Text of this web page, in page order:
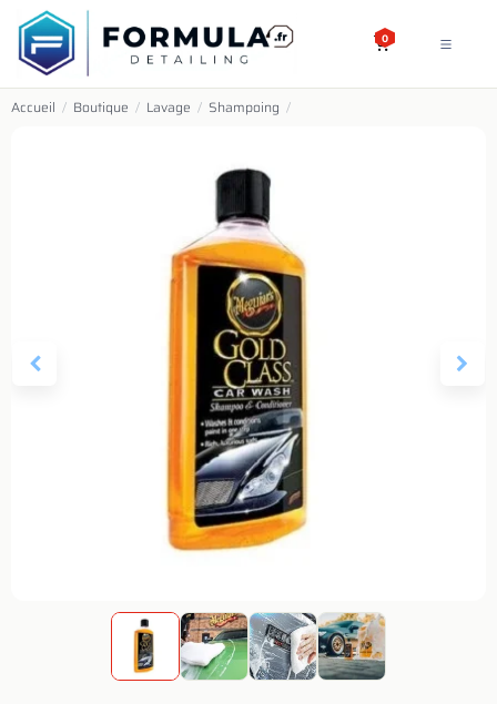
SE RENDRE AU CONTENU
0
Accueil / Boutique / Lavage / Shampoing /